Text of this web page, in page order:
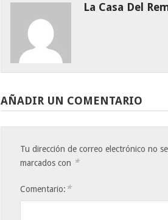
La Casa Del
AÑADIR UN COMENTARIO
Tu dirección de correo electrónico no
marcados con *
Comentario: *